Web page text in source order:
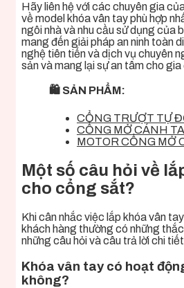
Hãy liên hệ với các chuyên gia
về model khóa vân tay phù hợp
ngôi nhà và nhu cầu sử dụng của
mang đến giải pháp an ninh toàn
nghệ tiên tiến và dịch vụ chuyên
sản và mang lại sự an tâm cho gia
🛍️ SẢN PHẨM:
CỔNG TRƯỢT TỰ
CỔNG MỞ CÁNH
MOTOR CỔNG MỞ
Một số câu hỏi về
cho cổng sắt?
Khi cân nhắc việc lắp khóa vân
khách hàng thường có những
những câu hỏi và câu trả lời chi
Khóa vân tay có hoạt
không?